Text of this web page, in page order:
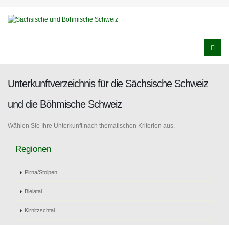
Unterkunftverzeichnis für die Sächsische Schweiz
und die Böhmische Schweiz
Wählen Sie Ihre Unterkunft nach thematischen Kriterien aus.
Regionen
Pirna/Stolpen
Bielatal
Kirnitzschtal